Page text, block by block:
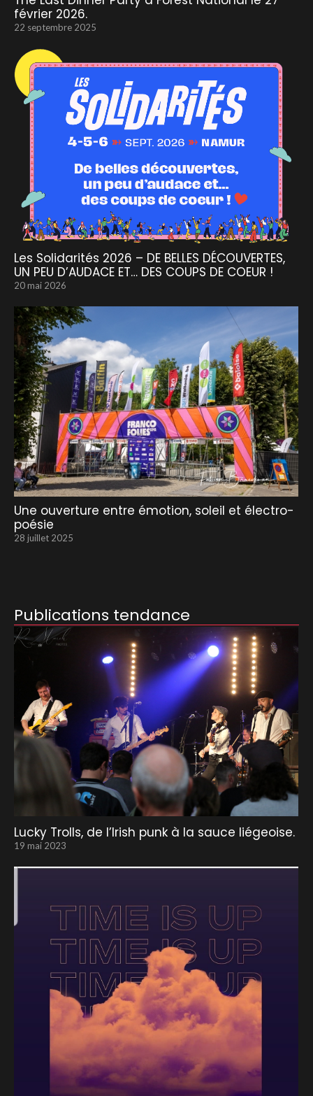
février 2026.
22 septembre 2025
Les Solidarités 2026 – DE BELLES DÉCOUVERTES,
UN PEU D’AUDACE ET… DES COUPS DE COEUR !
20 mai 2026
Une ouverture entre émotion, soleil et électro-
poésie
28 juillet 2025
Publications tendance
Lucky Trolls, de l’Irish punk à la sauce liégeoise.
19 mai 2023